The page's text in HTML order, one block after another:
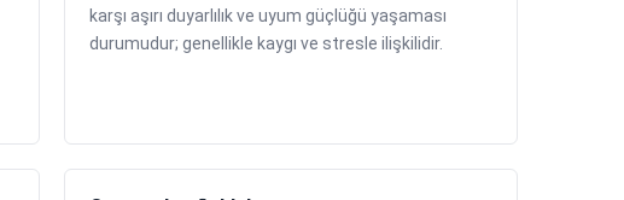
karşı aşırı duyarlılık ve uyum güçlüğü yaşaması
durumudur; genellikle kaygı ve stresle ilişkilidir.